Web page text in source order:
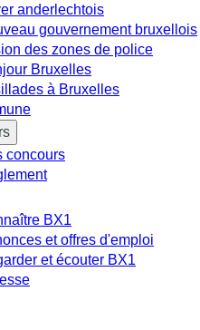
anderlechtois
gouvernement bruxellois
des zones de police
Bruxelles
à Bruxelles
concours
BX1
et offres d'emploi
et écouter BX1